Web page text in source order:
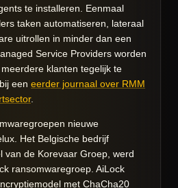
te installeren. Eenmaal
taken automatiseren, lateraal
uitrollen in minder dan een
Service Providers worden
klanten tegelijk te
een eerder journaal over RMM
.
nieuwe
Het Belgische bedrijf
van de Korevaar Groep, werd
ransomwaregroep. AiLock
met ChaCha20